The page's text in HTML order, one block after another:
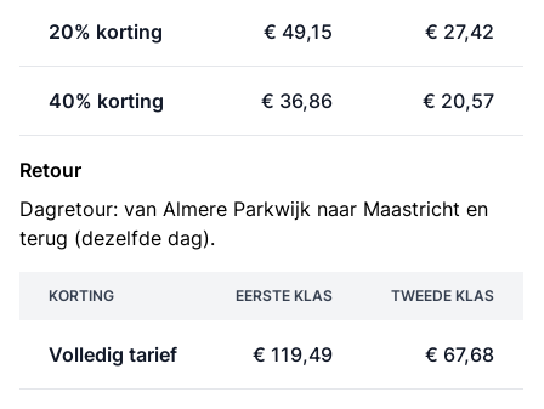
20% korting € 49,15 € 27,42
40% korting € 36,86 € 20,57
Retour
Dagretour: van Almere Parkwijk naar Maastricht en
terug (dezelfde dag).
KORTING EERSTE KLAS TWEEDE KLAS
Volledig tarief € 119,49 € 67,68